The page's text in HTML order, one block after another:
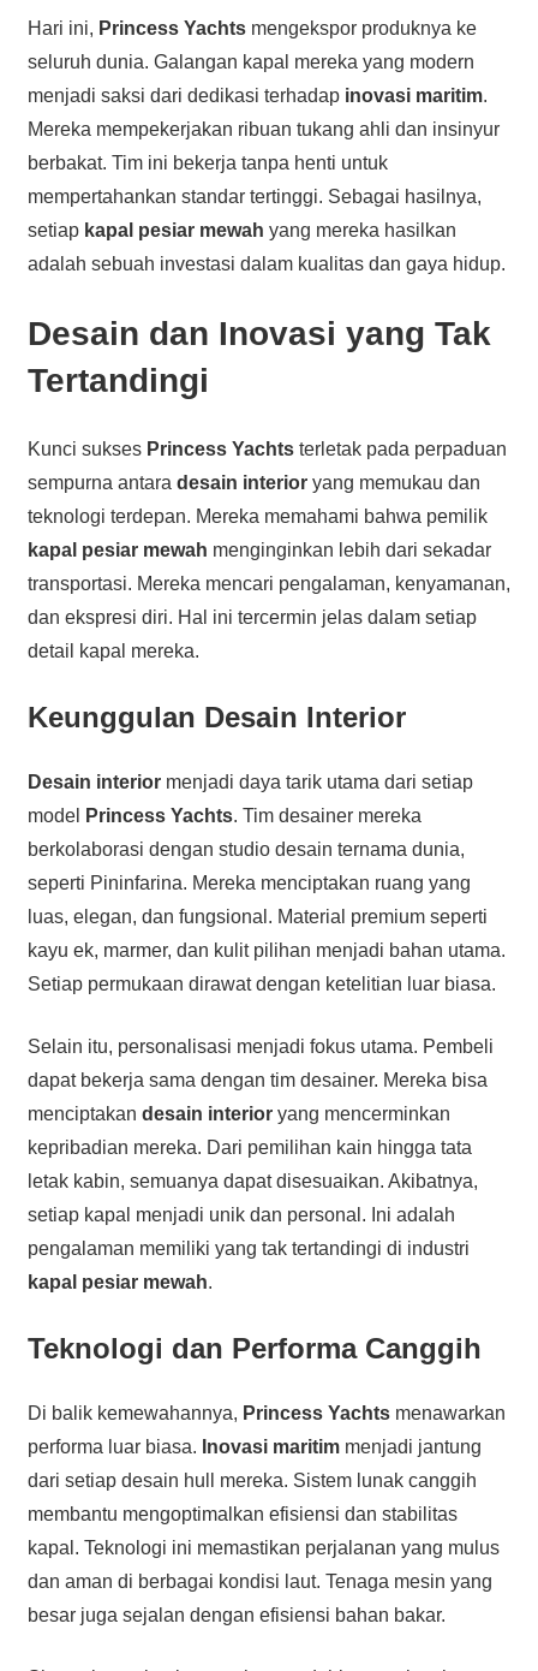
Hari ini, Princess Yachtsmengekspor produknya ke
seluruh dunia. Galangan kapal mereka yang modern
menjadi saksi dari dedikasi terhadap inovasi maritim.
Mereka mempekerjakan ribuan tukang ahli dan insinyur
berbakat. Tim ini bekerja tanpa henti untuk
mempertahankan standar tertinggi. Sebagai hasilnya,
setiap kapal pesiar mewah yang mereka hasilkan
adalah sebuah investasi dalam kualitas dan gaya hidup.
Desain dan Inovasi yang Tak
Tertandingi
Kunci sukses Princess Yachtsterletak pada perpaduan
sempurna antara desain interioryang memukau dan
teknologi terdepan. Mereka memahami bahwa pemilik
kapal pesiar mewah menginginkan lebih dari sekadar
transportasi. Mereka mencari pengalaman, kenyamanan,
dan ekspresi diri. Hal ini tercermin jelas dalam setiap
detail kapal mereka.
Keunggulan Desain Interior
Desain interiormenjadi daya tarik utama dari setiap
model
Princess Yachts. Tim desainer mereka
berkolaborasi dengan studio desain ternama dunia,
seperti Pininfarina. Mereka menciptakan ruang yang
luas, elegan, dan fungsional. Material premium seperti
kayu ek, marmer, dan kulit pilihan menjadi bahan utama.
Setiap permukaan dirawat dengan ketelitian luar biasa.
Selain itu, personalisasi menjadi fokus utama. Pembeli
dapat bekerja sama dengan tim desainer. Mereka bisa
menciptakan desain interioryang mencerminkan
kepribadian mereka. Dari pemilihan kain hingga tata
letak kabin, semuanya dapat disesuaikan. Akibatnya,
setiap kapal menjadi unik dan personal. Ini adalah
pengalaman memiliki yang tak tertandingi di industri
kapal pesiar mewah.
Teknologi dan Performa Canggih
Di balik kemewahannya, Princess Yachtsmenawarkan
performa luar biasa. Inovasi maritimmenjadi jantung
dari setiap desain hull mereka. Sistem lunak canggih
membantu mengoptimalkan efisiensi dan stabilitas
kapal. Teknologi ini memastikan perjalanan yang mulus
dan aman di berbagai kondisi laut. Tenaga mesin yang
besar juga sejalan dengan efisiensi bahan bakar.